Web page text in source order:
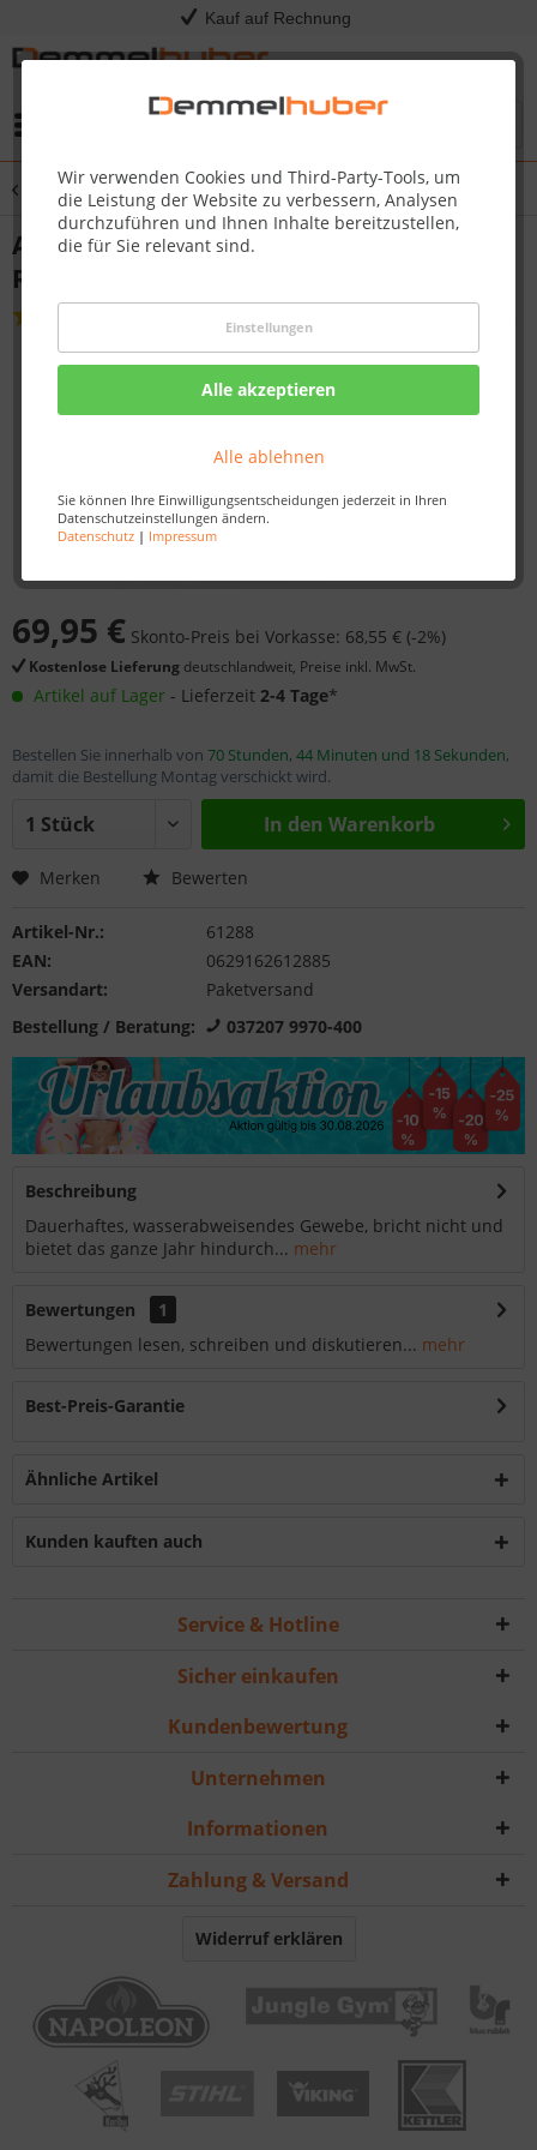
Kauf auf Rechnung
Wir verwenden Cookies und Third-Party-Tools, um
die Leistung der Website zu verbessern, Analysen
durchzuführen und Ihnen Inhalte bereitzustellen,
die für Sie relevant sind.
Einstellungen
Alle akzeptieren
Alle ablehnen
Sie können Ihre Einwilligungsentscheidungen jederzeit in Ihren
Datenschutzeinstellungen ändern.
Datenschutz| Impressum
Übersicht Grillabdeckung
Abdeckhaube TQ285X & Pro285X mit
Rollwagen
69,95 € Skonto-Preis bei Vorkasse: 68,55 € (-2%)
Kostenlose Lieferung deutschlandweit, Preise inkl. MwSt.
Artikel auf Lager - Lieferzeit 2-4 Tage*
Bestellen Sie innerhalb von 70 Stunden, 44 Minuten und 17 Sekunden,
damit die Bestellung Montag verschickt wird.
In den Warenkorb
Merken Bewerten
Artikel-Nr.:
61288
EAN:
0629162612885
Versandart:
Paketversand
Bestellung / Beratung:
037207 9970-400
Beschreibung
Dauerhaftes, wasserabweisendes Gewebe, bricht nicht und
bietet das ganze Jahr hindurch... mehr
Bewertungen
1
Bewertungen lesen, schreiben und diskutieren... mehr
Best-Preis-Garantie
Ähnliche Artikel
Kunden kauften auch
Service & Hotline
Sicher einkaufen
Kundenbewertung
Unternehmen
Informationen
Zahlung & Versand
Widerruf erklären